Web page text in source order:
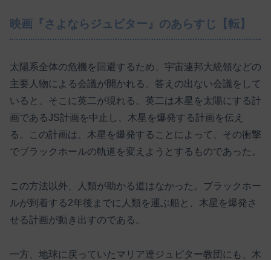
映画『さよならジュピター』のあらすじ【転】
太陽系全体の危機を回避するため、宇宙連邦大統領などの
主要人物による会議が開かれる。答えの出ない会議をして
いると、そこに英二が現れる。英二は木星を太陽にする計
画であるJS計画を中止し、木星を爆発する計画を伝え
る。この計画は、木星を爆発することによって、その衝撃
でブラックホールの軌道を変えようとするものであった。
この方法以外、人類が助かる道はなかった。ブラックホー
ルが到着する2年後までに人類を運ぶ船と、木星を爆発さ
せる計画が動き出すのである。
一方、地球に戻っていたマリア達ジュピター教団にも、木